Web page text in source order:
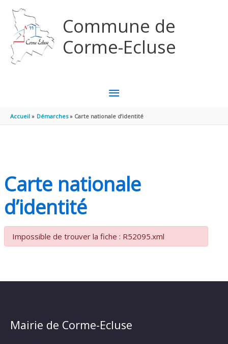
Commune de
Corme-Ecluse
MENU
PRINCIPAL
Accueil Démarches Carte nationale d’identité
Carte nationale
d’identité
Impossible de trouver la fiche : R52095.xml
Mairie de Corme-Ecluse